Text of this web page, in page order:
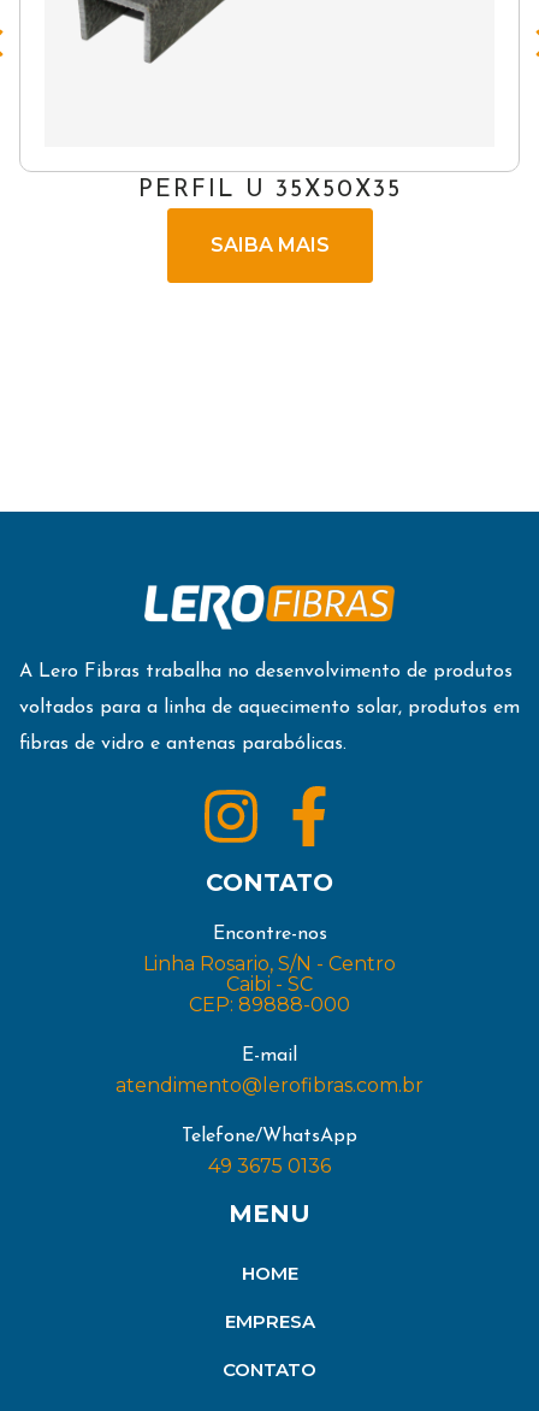
PERFIL U 35X50X35
SAIBA MAIS
A Lero Fibras trabalha no desenvolvimento de produtos
voltados para a linha de aquecimento solar, produtos em
fibras de vidro e antenas parabólicas.
CONTATO
Encontre-nos
Linha Rosario, S/N - Centro
Caibi - SC
CEP: 89888-000
E-mail
atendimento@lerofibras.com.br
Telefone/WhatsApp
49 3675 0136
MENU
HOME
EMPRESA
CONTATO